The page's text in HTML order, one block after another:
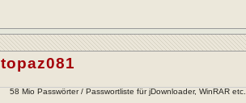
topaz081
58 Mio Passwörter / Passwortliste für jDownloader, WinRAR etc.